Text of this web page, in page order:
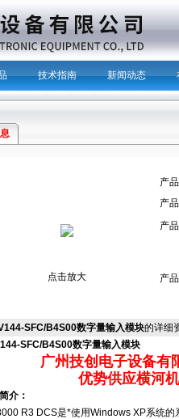
技术指南 新闻动态
点击放大
产
产
产
产
SFC/B4S00数字量输入模块的详细
SFC/B4S00数字量输入模块
广州技创电子设备
优势供应横河
介：
R3 DCS是*使用Windows XP系统的